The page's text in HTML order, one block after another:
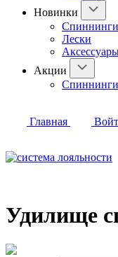
Новинки
Спиннинги
Лески
Акции
Спиннинги
Главная
Удилище